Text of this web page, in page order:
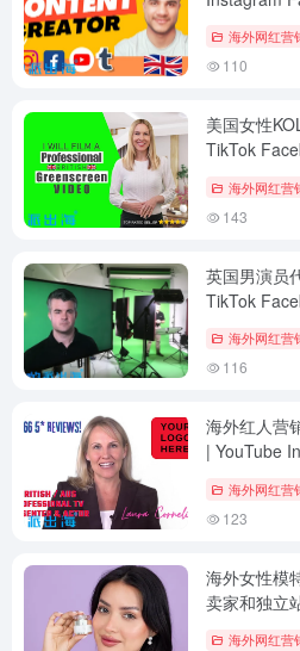
海外网红营
110
美国女性
TikTok
海外网红营
143
英国男演员
TikTok
海外网红营
116
海外红人营
| YouTube
海外网红营
123
海外女性模
卖家和独立
海外网红营